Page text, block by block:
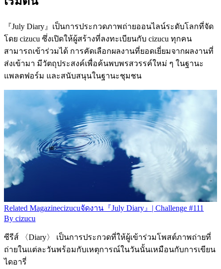
『July Diary』เป็นการประกวดภาพถ่ายออนไลน์ระดับโลกที่จัด
โดย cizucu ซึ่งเปิดให้ผู้สร้างที่ลงทะเบียนกับ cizucu ทุกคน
สามารถเข้าร่วมได้ การคัดเลือกผลงานที่ยอดเยี่ยมจากผลงานที่
ส่งเข้ามา มีวัตถุประสงค์เพื่อค้นพบพรสวรรค์ใหม่ ๆ ในฐานะ
แพลตฟอร์ม และสนับสนุนในฐานะชุมชน
Related Magazinecizucuจัดงาน『July Diary』| Challenge #111
By cizucu
ซีรีส์ 〈Diary〉 เป็นการประกวดที่ให้ผู้เข้าร่วมโพสต์ภาพถ่ายที่
ถ่ายในแต่ละวันพร้อมกับเหตุการณ์ในวันนั้นเหมือนกับการเขียน
ไดอารี่